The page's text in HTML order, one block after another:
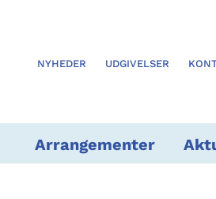
NYHEDER UDGIVELSER
Arrangementer